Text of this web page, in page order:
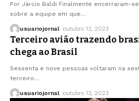
Por Járcio Baldi Finalmente encerraram-
sobre a equipe em que…
usuariojornal outubro 13, 2023
Terceiro avião trazendo
chega ao Brasil
Sessenta e nove pessoas voltaram na
terceiro…
usuariojornal outubro 13, 2023